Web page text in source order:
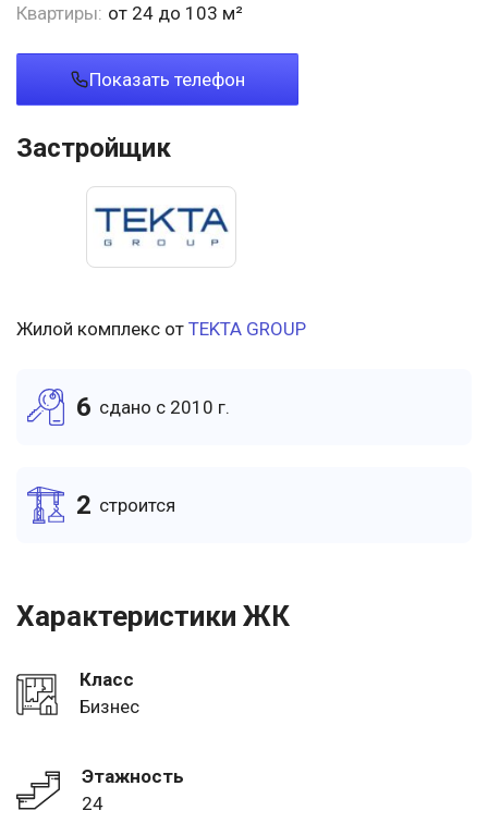
Квартиры: от 24 до 103 м²
Показать телефон
Застройщик
Жилой комплекс от TEKTA GROUP
6 cдано c 2010 г.
2 cтроится
Характеристики ЖК
Класс
Бизнес
Этажность
24